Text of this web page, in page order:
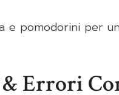
e pomodorini per
Errori